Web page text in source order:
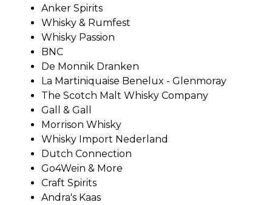
Anker Spirits
Whisky & Rumfest
Whisky Passion
BNC
De Monnik Dranken
La Martiniquaise Benelux - Glenmoray
The Scotch Malt Whisky Company
Gall & Gall
Morrison Whisky
Whisky Import Nederland
Dutch Connection
Go4Wein & More
Craft Spirits
Andra's Kaas